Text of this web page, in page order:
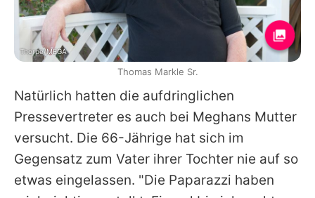
Natürlich hatten die aufdringlichen
Pressevertreter es auch bei Meghans Mutter
versucht. Die 66-Jährige hat sich im
Gegensatz zum Vater ihrer Tochter nie auf so
etwas eingelassen. "Die Paparazzi haben
Thorpe/MEGA
Thomas Markle Sr.